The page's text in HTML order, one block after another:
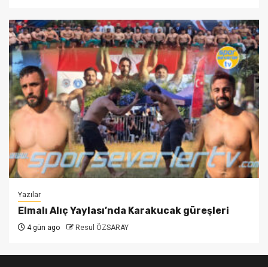
Yazılar
Elmalı Alıç Yaylası’nda Karakucak güreşleri
4 gün ago Resul ÖZSARAY